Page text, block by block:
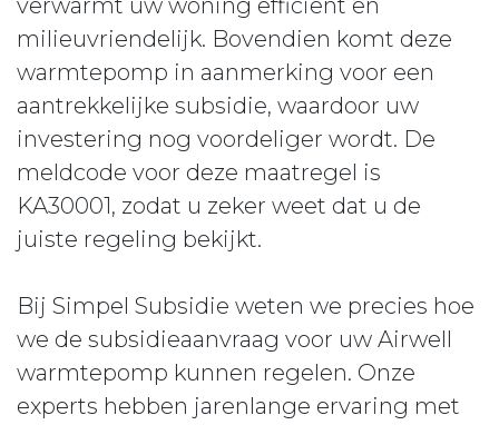
verwarmt uw woning efficiënt en
milieuvriendelijk. Bovendien komt deze
warmtepomp in aanmerking voor een
aantrekkelijke subsidie, waardoor uw
investering nog voordeliger wordt. De
meldcode voor deze maatregel is
KA30001, zodat u zeker weet dat u de
juiste regeling bekijkt.
Bij Simpel Subsidie weten we precies hoe
we de subsidieaanvraag voor uw Airwell
warmtepomp kunnen regelen. Onze
experts hebben jarenlange ervaring met